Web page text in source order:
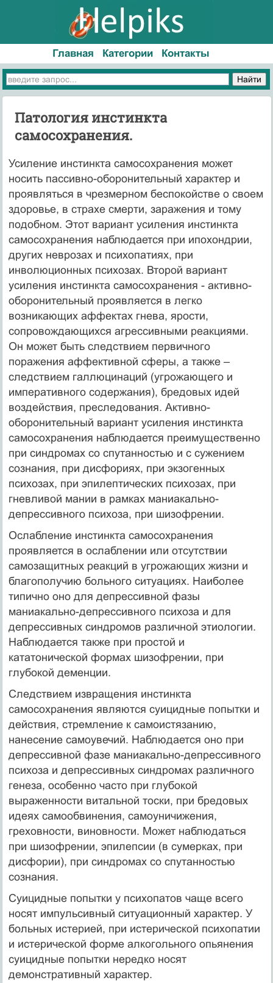
Главная Категории Контакты
Патология инстинкта
самосохранения.
Усиление инстинкта самосохранения может
носить пассивно-оборонительный характер и
проявляться в чрезмерном беспокойстве о своем
здоровье, в страхе смерти, заражения и тому
подобном. Этот вариант усиления инстинкта
самосохранения наблюдается при ипохондрии,
других неврозах и психопатиях, при
инволюционных психозах. Второй вариант
усиления инстинкта самосохранения - активно-
оборонительный проявляется в легко
возникающих аффектах гнева, ярости,
сопровождающихся агрессивными реакциями.
Он может быть следствием первичного
поражения аффективной сферы, а также –
следствием галлюцинаций (угрожающего и
императивного содержания), бредовых идей
воздействия, преследования. Активно-
оборонительный вариант усиления инстинкта
самосохранения наблюдается преимущественно
при синдромах со спутанностью и с сужением
сознания, при дисфориях, при экзогенных
психозах, при эпилептических психозах, при
гневливой мании в рамках маниакально-
депрессивного психоза, при шизофрении.
Ослабление инстинкта самосохранения
проявляется в ослаблении или отсутствии
самозащитных реакций в угрожающих жизни и
благополучию больного ситуациях. Наиболее
типично оно для депрессивной фазы
маниакально-депрессивного психоза и для
депрессивных синдромов различной этиологии.
Наблюдается также при простой и
кататонической формах шизофрении, при
глубокой деменции.
Следствием извращения инстинкта
самосохранения являются суицидные попытки и
действия, стремление к самоистязанию,
нанесение самоувечий. Наблюдается оно при
депрессивной фазе маниакально-депрессивного
психоза и депрессивных синдромах различного
генеза, особенно часто при глубокой
выраженности витальной тоски, при бредовых
идеях самообвинения, самоуничижения,
греховности, виновности. Может наблюдаться
при шизофрении, эпилепсии (в сумерках, при
дисфории), при синдромах со спутанностью
сознания.
Суицидные попытки у психопатов чаще всего
носят импульсивный ситуационный характер. У
больных истерией, при истерической психопатии
и истерической форме алкогольного опьянения
суицидные попытки нередко носят
демонстративный характер.